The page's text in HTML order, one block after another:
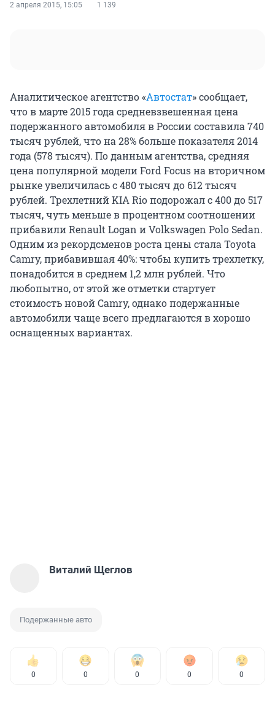
2 апреля 2015, 15:05 1 139
Аналитическое агентство «Автостат» сообщает,
что в марте 2015 года средневзвешенная цена
подержанного автомобиля в России составила 740
тысяч рублей, что на 28% больше показателя 2014
года (578 тысяч). По данным агентства, средняя
цена популярной модели Ford Focus на вторичном
рынке увеличилась с 480 тысяч до 612 тысяч
рублей. Трехлетний KIA Rio подорожал с 400 до 517
тысяч, чуть меньше в процентном соотношении
прибавили Renault Logan и Volkswagen Polo Sedan.
Одним из рекордсменов роста цены стала Toyota
Camry, прибавившая 40%: чтобы купить трехлетку,
понадобится в среднем 1,2 млн рублей. Что
любопытно, от этой же отметки стартует
стоимость новой Camry, однако подержанные
автомобили чаще всего предлагаются в хорошо
оснащенных вариантах.
Виталий Щеглов
Подержанные авто
0 0 0 0 0